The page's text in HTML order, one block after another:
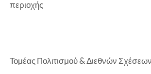
περιοχής
Τομέας Πολιτισμού & Διεθνών Σχέσεων